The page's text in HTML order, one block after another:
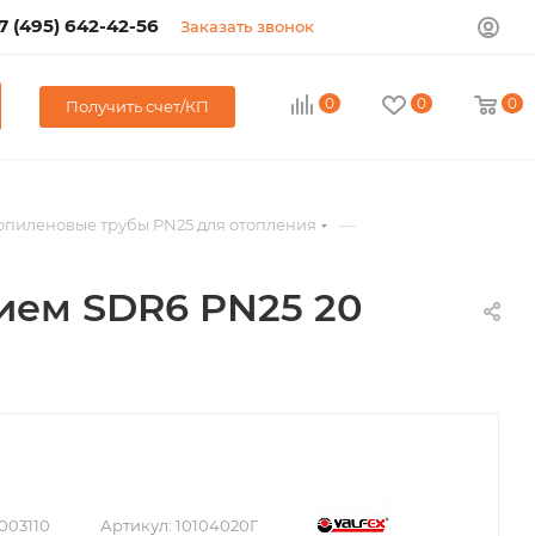
(495) 642-42-56 Заказать звонок
Получить счет/КП 0 0 0
трубы PN25 для отопления —
SDR6 PN25 20
Артикул: 10104020Г